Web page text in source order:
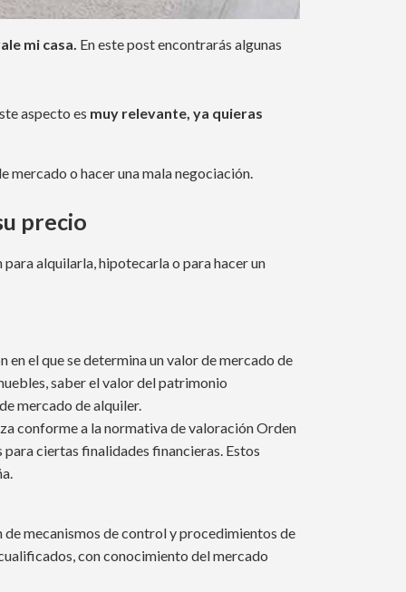
mi casa. En este post encontrarás algunas
aspecto es muy relevante, ya quieras
mercado o hacer una mala negociación.
precio
alquilarla, hipotecarla o para hacer un
en el que se determina un valor de mercado de
saber el valor del patrimonio
mercado de alquiler.
conforme a la normativa de valoración Orden
ciertas finalidades financieras. Estos
de mecanismos de control y procedimientos de
con conocimiento del mercado